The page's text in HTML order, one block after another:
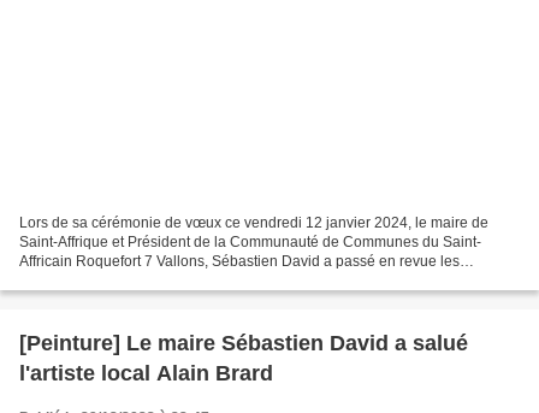
Lors de sa cérémonie de vœux ce vendredi 12 janvier 2024, le maire de
Saint-Affrique et Président de la Communauté de Communes du Saint-
Affricain Roquefort 7 Vallons, Sébastien David a passé en revue les
[Peinture] Le maire Sébastien David a salué
l'artiste local Alain Brard